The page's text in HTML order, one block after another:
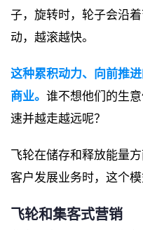
子，旋转时，轮子会沿
动，越滚越快。
这种累积动力、向前推
商业。 谁不想他们的生
速并越走越远呢？
飞轮在储存和释放能量
客户发展业务时，这个模
飞轮和集客式营销